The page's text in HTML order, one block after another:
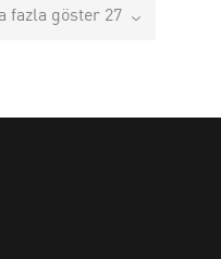
fazla göster 27